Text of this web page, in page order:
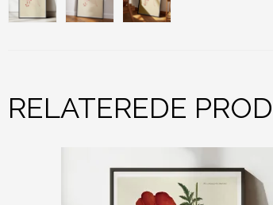
RELATEREDE